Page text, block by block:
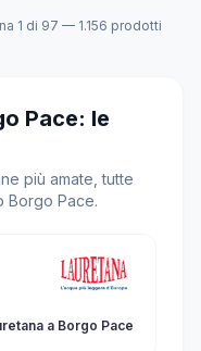
1 di 97 — 1.156 prodotti
Pace: le
più amate, tutte
Borgo Pace.
a Borgo Pace